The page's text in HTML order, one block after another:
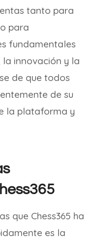
tanto para
para
fundamentales
la innovación y la
de que todos
de su
la plataforma y
que Chess365 ha
es la